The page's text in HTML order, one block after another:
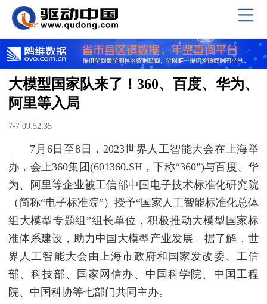
大模型国家队来了！360、百度、华为、
阿里等入局
7-7 09:52:35
7月6日至8日，2023世界人工智能大会在上海举
办，会上360集团(601360.SH，下称“360”)与百度、华
为、阿里等企业被工信部中国电子技术标准化研究院
（简称“电子标准院”）授予“国家人工智能标准化总体
组大模型专题组”组长单位，积极推动大模型国家标
准体系建设，助力中国大模型产业发展。据了解，世
界人工智能大会由上海市政府和国家发改委、工信
部、科技部、国家网信办、中国科学院、中国工程
院、中国科协等七部门共同主办。